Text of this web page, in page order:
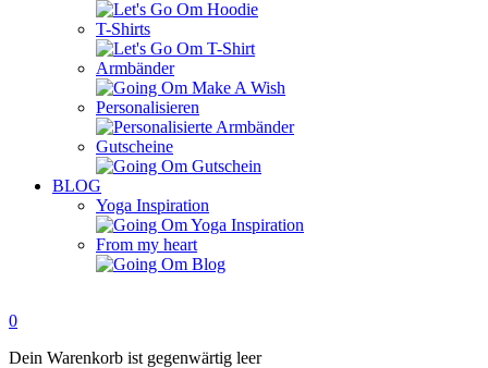
T-Shirts
Armbänder
Personalisieren
Gutscheine
BLOG
Yoga Inspiration
From my heart
0
Dein Warenkorb ist gegenwärtig leer